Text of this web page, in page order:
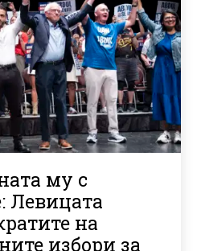
му с
Левицата
на
избори за